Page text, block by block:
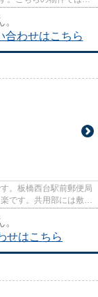
合わせはこちら
。板橋西台駅前郵便局
です。共用部には敷地
せはこちら